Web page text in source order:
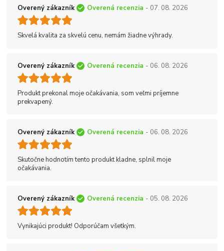
Overený zákazník Overená recenzia - 07. 08. 2026
Skvelá kvalita za skvelú cenu, nemám žiadne výhrady.
Overený zákazník Overená recenzia - 06. 08. 2026
Produkt prekonal moje očakávania, som veľmi príjemne
prekvapený.
Overený zákazník Overená recenzia - 06. 08. 2026
Skutočne hodnotím tento produkt kladne, splnil moje
očakávania.
Overený zákazník Overená recenzia - 05. 08. 2026
Vynikajúci produkt! Odporúčam všetkým.